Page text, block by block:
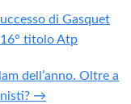
di Gasquet
titolo Atp
dell’anno. Oltre a
→